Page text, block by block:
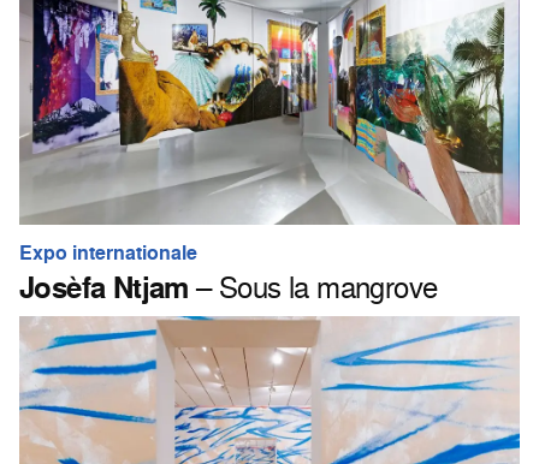
Expo internationale
Josèfa Ntjam– Sous la mangrove